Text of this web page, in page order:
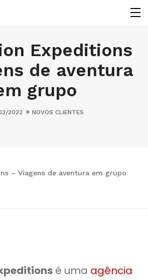
Expeditions
de aventura
grupo
2022 NOVOS CLIENTES
– Viagens de aventura em grupo
é uma agência